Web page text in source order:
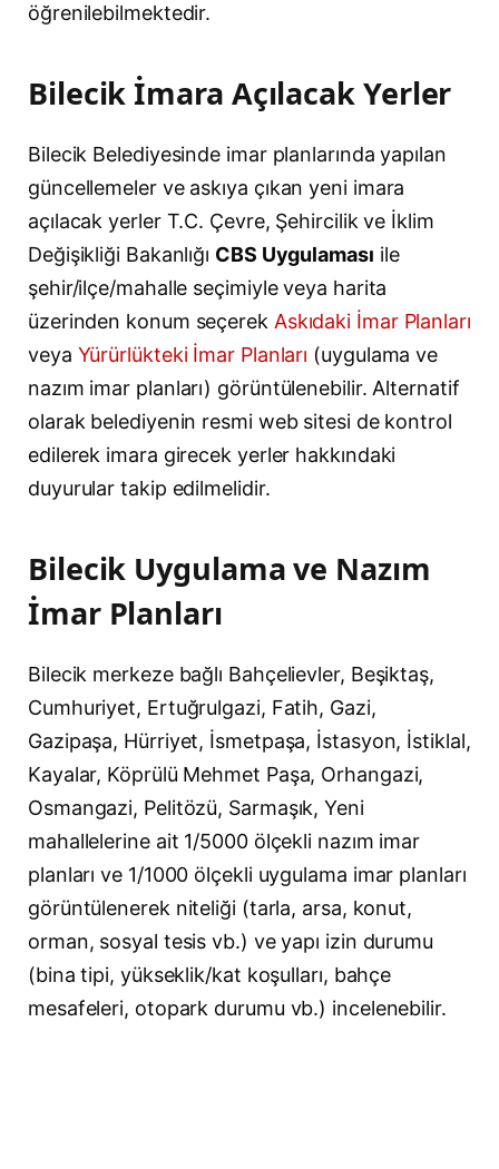
öğrenilebilmektedir.
Bilecik İmara Açılacak Yerler
Bilecik Belediyesinde imar planlarında yapılan
güncellemeler ve askıya çıkan yeni imara
açılacak yerler T.C. Çevre, Şehircilik ve İklim
Değişikliği Bakanlığı CBS Uygulaması ile
şehir/ilçe/mahalle seçimiyle veya harita
üzerinden konum seçerek Askıdaki İmar Planları
veya Yürürlükteki İmar Planları (uygulama ve
nazım imar planları) görüntülenebilir. Alternatif
olarak belediyenin resmi web sitesi de kontrol
edilerek imara girecek yerler hakkındaki
duyurular takip edilmelidir.
Bilecik Uygulama ve Nazım
İmar Planları
Bilecik merkeze bağlı Bahçelievler, Beşiktaş,
Cumhuriyet, Ertuğrulgazi, Fatih, Gazi,
Gazipaşa, Hürriyet, İsmetpaşa, İstasyon, İstiklal,
Kayalar, Köprülü Mehmet Paşa, Orhangazi,
Osmangazi, Pelitözü, Sarmaşık, Yeni
mahallelerine ait 1/5000 ölçekli nazım imar
planları ve 1/1000 ölçekli uygulama imar planları
görüntülenerek niteliği (tarla, arsa, konut,
orman, sosyal tesis vb.) ve yapı izin durumu
(bina tipi, yükseklik/kat koşulları, bahçe
mesafeleri, otopark durumu vb.) incelenebilir.